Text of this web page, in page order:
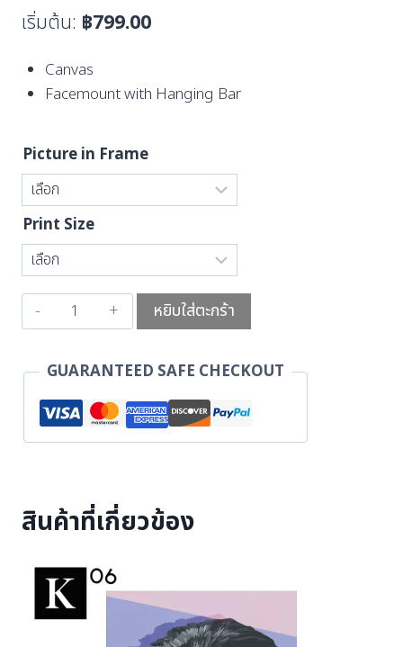
เริ่มต้น: ฿799.00
Canvas
Facemount with Hanging Bar
Picture in Frame
Print Size
หยิบใส่ตะกร้า
GUARANTEED SAFE CHECKOUT
สินค้าที่เกี่ยวข้อง